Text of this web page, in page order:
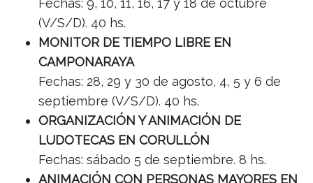
(V/S/D). 40 hs.
MONITOR DE TIEMPO LIBRE EN
CAMPONARAYA
Fechas: 28, 29 y 30 de agosto, 4, 5 y 6 de
septiembre (V/S/D). 40 hs.
ORGANIZACIÓN Y ANIMACIÓN DE
LUDOTECAS EN CORULLÓN
Fechas: sábado 5 de septiembre. 8 hs.
ANIMACIÓN CON PERSONAS MAYORES EN